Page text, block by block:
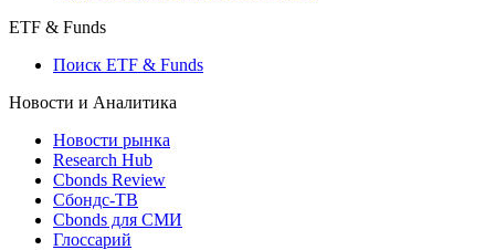
ETF & Funds
Поиск ETF & Funds
Новости и Аналитика
Новости рынка
Research Hub
Cbonds Review
Сбондс-ТВ
Cbonds для СМИ
Глоссарий